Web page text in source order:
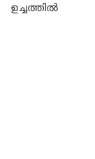
ഉച്ചത്തിൽ